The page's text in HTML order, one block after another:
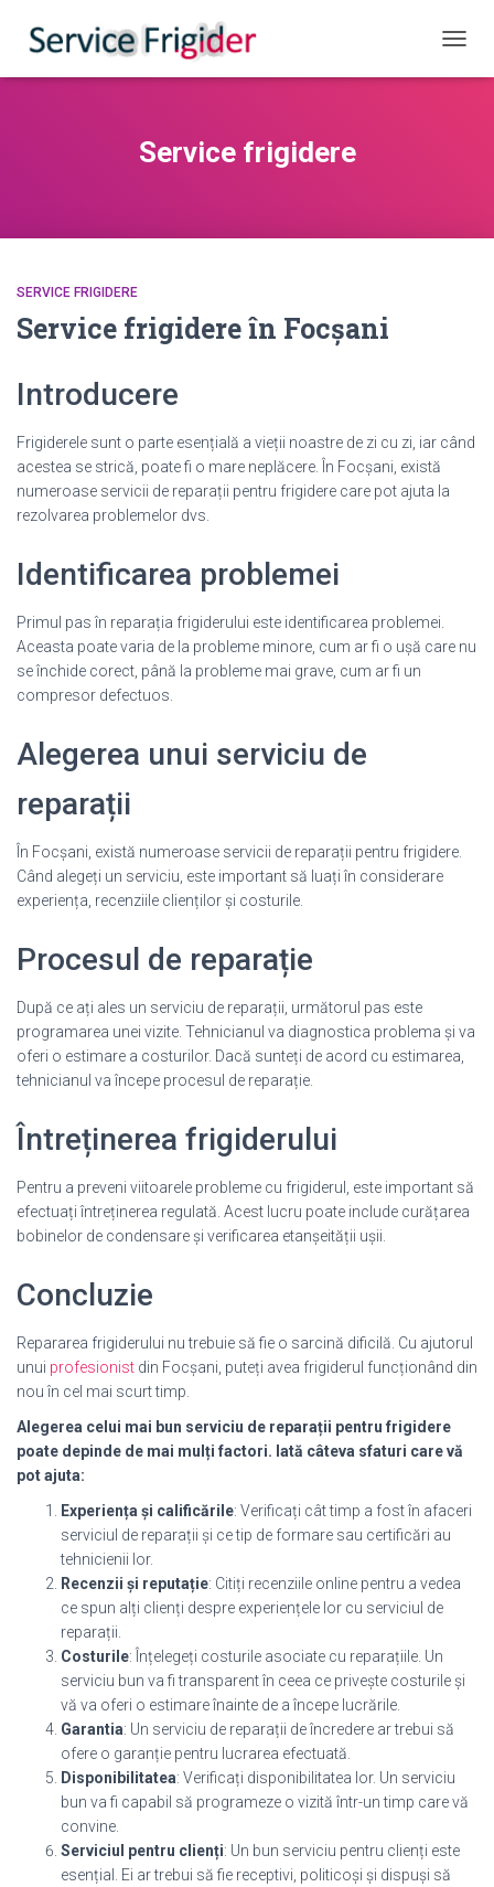
Service frigidere
SERVICE FRIGIDERE
Service frigidere în Focșani
Introducere
Frigiderele sunt o parte esențială a vieții noastre de zi cu zi, iar când
acestea se strică, poate fi o mare neplăcere. În Focșani, există
numeroase servicii de reparații pentru frigidere care pot ajuta la
rezolvarea problemelor dvs.
Identificarea problemei
Primul pas în reparația frigiderului este identificarea problemei.
Aceasta poate varia de la probleme minore, cum ar fi o ușă care nu
se închide corect, până la probleme mai grave, cum ar fi un
compresor defectuos.
Alegerea unui serviciu de
reparații
În Focșani, există numeroase servicii de reparații pentru frigidere.
Când alegeți un serviciu, este important să luați în considerare
experiența, recenziile clienților și costurile.
Procesul de reparație
După ce ați ales un serviciu de reparații, următorul pas este
programarea unei vizite. Tehnicianul va diagnostica problema și va
oferi o estimare a costurilor. Dacă sunteți de acord cu estimarea,
tehnicianul va începe procesul de reparație.
Întreținerea frigiderului
Pentru a preveni viitoarele probleme cu frigiderul, este important să
efectuați întreținerea regulată. Acest lucru poate include curățarea
bobinelor de condensare și verificarea etanșeității ușii.
Concluzie
Repararea frigiderului nu trebuie să fie o sarcină dificilă. Cu ajutorul
unui profesionist din Focșani, puteți avea frigiderul funcționând din
nou în cel mai scurt timp.
Alegerea celui mai bun serviciu de reparații pentru frigidere
poate depinde de mai mulți factori. Iată câteva sfaturi care vă
pot ajuta:
Experiența și calificările: Verificați cât timp a fost în afaceri
serviciul de reparații și ce tip de formare sau certificări au
tehnicienii lor.
Recenzii și reputație: Citiți recenziile online pentru a vedea
ce spun alți clienți despre experiențele lor cu serviciul de
reparații.
Costurile: Înțelegeți costurile asociate cu reparațiile. Un
serviciu bun va fi transparent în ceea ce privește costurile și
vă va oferi o estimare înainte de a începe lucrările.
Garantia: Un serviciu de reparații de încredere ar trebui să
ofere o garanție pentru lucrarea efectuată.
Disponibilitatea: Verificați disponibilitatea lor. Un serviciu
bun va fi capabil să programeze o vizită într-un timp care vă
convine.
Serviciul pentru clienți: Un bun serviciu pentru clienți este
esențial. Ei ar trebui să fie receptivi, politicoși și dispuși să